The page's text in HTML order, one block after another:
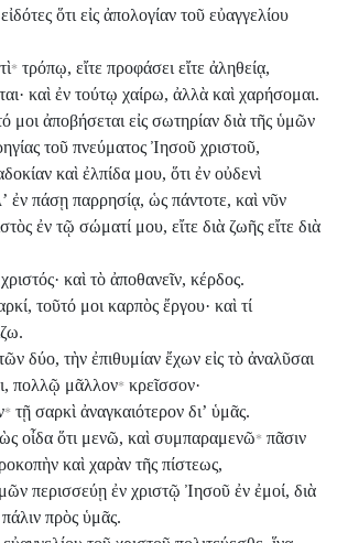
εἰδότες ὅτι εἰς ἀπολογίαν τοῦ εὐαγγελίου
* τρόπῳ, εἴτε προφάσει εἴτε ἀληθείᾳ,
καὶ ἐν τούτῳ χαίρω, ἀλλὰ καὶ χαρήσομαι.
μοι ἀποβήσεται εἰς σωτηρίαν διὰ τῆς ὑμῶν
τοῦ πνεύματος Ἰησοῦ χριστοῦ,
καὶ ἐλπίδα μου, ὅτι ἐν οὐδενὶ
ἐν πάσῃ παρρησίᾳ, ὡς πάντοτε, καὶ νῦν
ἐν τῷ σώματί μου, εἴτε διὰ ζωῆς εἴτε διὰ
καὶ τὸ ἀποθανεῖν, κέρδος.
τοῦτό μοι καρπὸς ἔργου· καὶ τί
δύο, τὴν ἐπιθυμίαν ἔχων εἰς τὸ ἀναλῦσαι
πολλῷ μᾶλλον* κρεῖσσον·
* τῇ σαρκὶ ἀναγκαιότερον διʼ ὑμᾶς.
οἶδα ὅτι μενῶ, καὶ συμπαραμενῶ* πᾶσιν
καὶ χαρὰν τῆς πίστεως,
περισσεύῃ ἐν χριστῷ Ἰησοῦ ἐν ἐμοί, διὰ
πρὸς ὑμᾶς.